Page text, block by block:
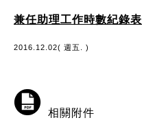
兼任助理工作時數紀錄表
2016.12.02( 週五. )
相關附件